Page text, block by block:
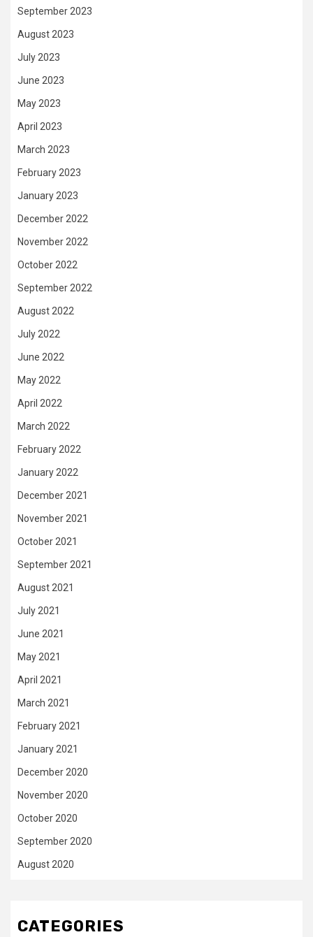
September 2023
August 2023
July 2023
June 2023
May 2023
April 2023
March 2023
February 2023
January 2023
December 2022
November 2022
October 2022
September 2022
August 2022
July 2022
June 2022
May 2022
April 2022
March 2022
February 2022
January 2022
December 2021
November 2021
October 2021
September 2021
August 2021
July 2021
June 2021
May 2021
April 2021
March 2021
February 2021
January 2021
December 2020
November 2020
October 2020
September 2020
August 2020
CATEGORIES